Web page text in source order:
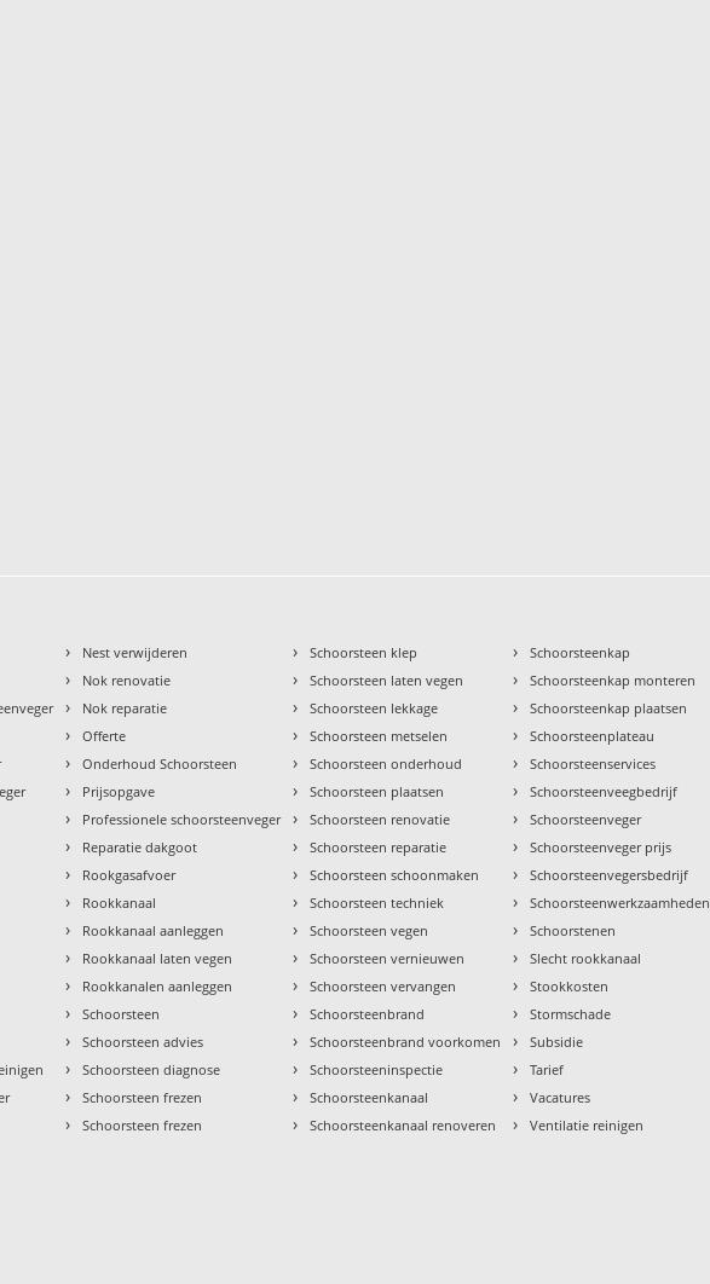
› Nest verwijderen
› Nok renovatie
› Nok reparatie
› Offerte
› Onderhoud Schoorsteen
› Prijsopgave
› Professionele schoorsteenveger
› Reparatie dakgoot
› Rookgasafvoer
› Rookkanaal
› Rookkanaal aanleggen
› Rookkanaal laten vegen
› Rookkanalen aanleggen
› Schoorsteen
› Schoorsteen advies
› Schoorsteen diagnose
› Schoorsteen frezen
› Schoorsteen frezen
› Schoorsteen klep
› Schoorsteen laten vegen
› Schoorsteen lekkage
› Schoorsteen metselen
› Schoorsteen onderhoud
› Schoorsteen plaatsen
› Schoorsteen renovatie
› Schoorsteen reparatie
› Schoorsteen schoonmaken
› Schoorsteen techniek
› Schoorsteen vegen
› Schoorsteen vernieuwen
› Schoorsteen vervangen
› Schoorsteenbrand
› Schoorsteenbrand voorkomen
› Schoorsteeninspectie
› Schoorsteenkanaal
› Schoorsteenkanaal renoveren
› Schoorsteenkap
› Schoorsteenkap monteren
› Schoorsteenkap plaatsen
› Schoorsteenplateau
› Schoorsteenservices
› Schoorsteenveegbedrijf
› Schoorsteenveger
› Schoorsteenveger prijs
› Schoorsteenvegersbedrijf
› Schoorsteenwerkzaamheden
› Schoorstenen
› Slecht rookkanaal
› Stookkosten
› Stormschade
› Subsidie
› Tarief
› Vacatures
› Ventilatie reinigen